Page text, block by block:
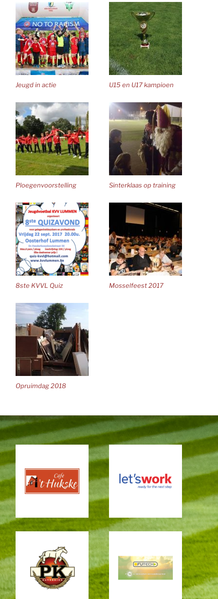
Jeugd in actie U15 en U17 kampioen
Ploegenvoorstelling Sinterklaas op training
8ste KVVL Quiz Mosselfeest 2017
Opruimdag 2018